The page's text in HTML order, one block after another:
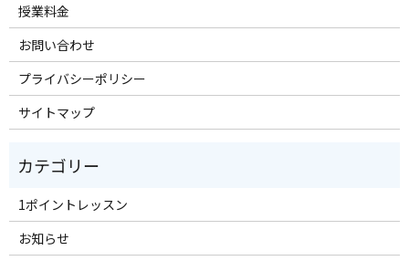
授業料金
お問い合わせ
プライバシーポリシー
サイトマップ
1ポイントレッスン
お知らせ